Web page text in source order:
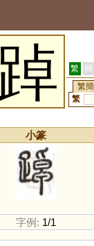
踔 繁 簡
繁
繁
小篆
字例: 1/1